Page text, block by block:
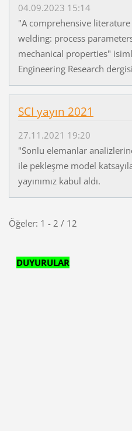
04.09.2023 15:14
"A comprehensive
welding: process
mechanical properties"
Engineering Research
SCI yayın 2021
27.11.2021 19:20
"Sonlu elemanlar
ile pekleşme model
yayınımız kabul aldı.
Öğeler: 1 - 2 / 12
DUYURULAR